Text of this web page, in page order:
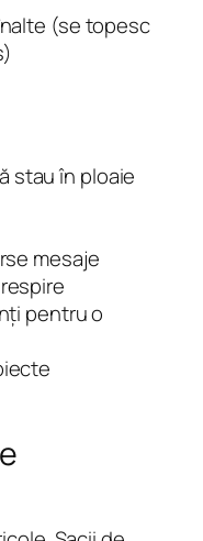
(se topesc
stau în ploaie
mesaje
pentru o